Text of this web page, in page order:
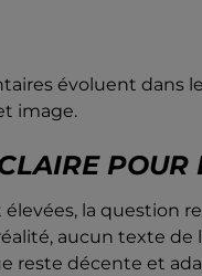
évoluent dans
image.
POUR
la question
aucun texte
reste décente et